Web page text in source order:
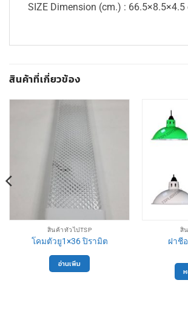
SIZE Dimension (cm.) : 66.5×8.5×4.5
สินค้าที่เกี่ยวข้อง
สินค้าทั่วไปTSP
โคมตัวยู1×36 ปิรามิต
อ่านเพิ่ม
สิ
ฝาชี